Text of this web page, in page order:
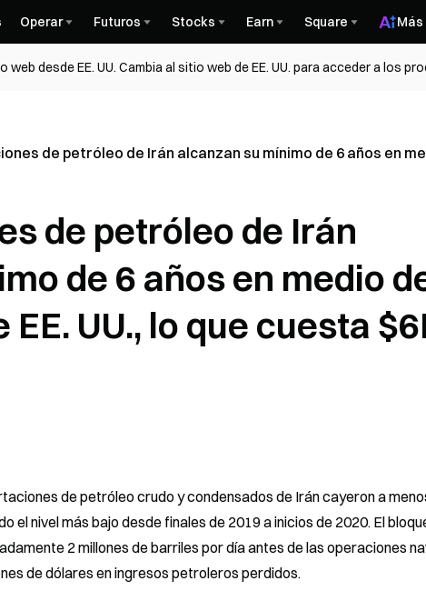
Operar Futuros Stocks Earn Square Más
desde EE. UU. Cambia al sitio web de EE. UU. para acceder a los
de petróleo de Irán alcanzan su mínimo de 6 años en
de petróleo de Irán
de 6 años en medio
UU., lo que cuesta
de petróleo crudo y condensados de Irán cayeron a
el nivel más bajo desde finales de 2019 a inicios de 2020. El
2 millones de barriles por día antes de las operaciones
de dólares en ingresos petroleros perdidos.